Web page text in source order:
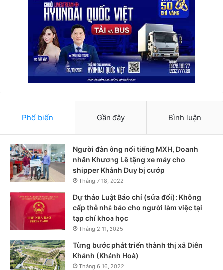
Phổ biến Gần đây Bình luận
Người đàn ông nổi tiếng MXH, Doanh
nhân Khương Lê tặng xe máy cho
shipper Khánh Duy bị cướp
Tháng 7 18, 2022
Dự thảo Luật Báo chí (sửa đổi): Không
cấp thẻ nhà báo cho người làm việc tại
tạp chí khoa học
Tháng 2 11, 2025
Từng bước phát triển thành thị xã Diên
Khánh (Khánh Hoà)
Tháng 6 16, 2022